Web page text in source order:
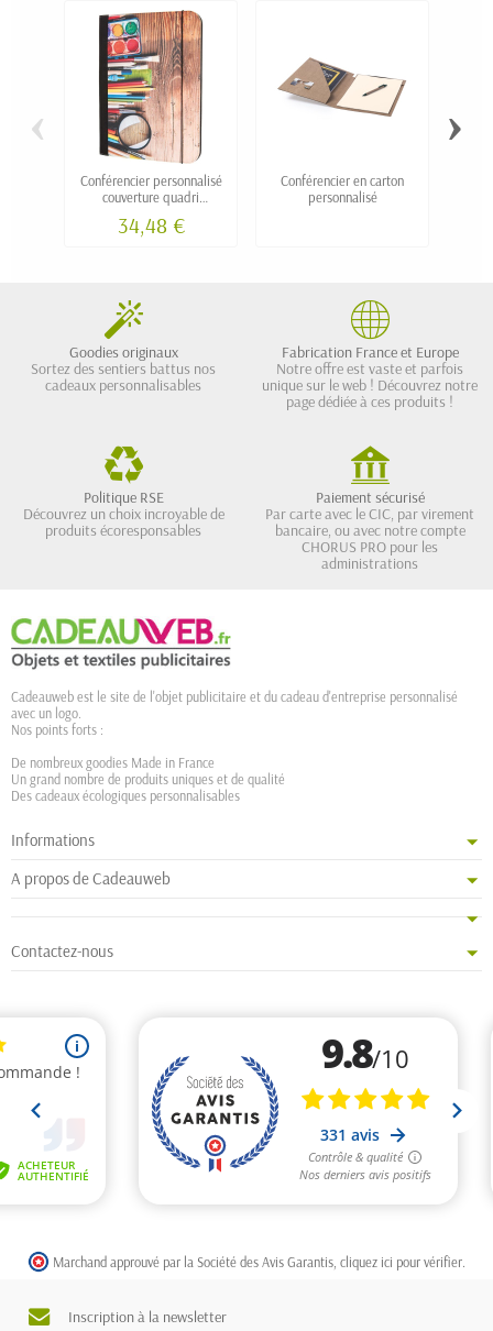
Conférencier personnalisé
couverture quadri
34,48 €
Conférencier en carton
personnalisé
‹ ›
Goodies originaux
Sortez des sentiers battus nos
cadeaux personnalisables
Fabrication France et Europe
Notre offre est vaste et parfois
unique sur le web ! Découvrez notre
page dédiée à ces produits !
Politique RSE
Découvrez un choix incroyable de
produits écoresponsables
Paiement sécurisé
Par carte avec le CIC, par virement
bancaire, ou avec notre compte
CHORUS PRO pour les
administrations
Cadeauweb est le site de l'objet publicitaire et du cadeau d'entreprise personnalisé
avec un logo.
Nos points forts :
De nombreux goodies Made in France
Un grand nombre de produits uniques et de qualité
Des cadeaux écologiques personnalisables
Informations
A propos de Cadeauweb
Contactez-nous
Marchand approuvé par la Société des Avis Garantis, cliquez ici pour vérifier
Inscription à la newsletter